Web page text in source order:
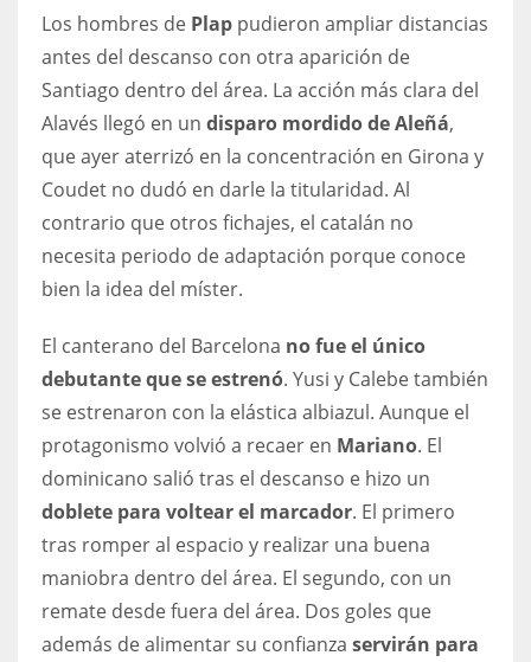
MIA
17
DAL
22
WSH
26
Los hombres de Plap pudieron ampliar distancias
antes del descanso con otra aparición de
Santiago dentro del área. La acción más clara del
Alavés llegó en un disparo mordido de Aleñá,
que ayer aterrizó en la concentración en Girona y
Coudet no dudó en darle la titularidad. Al
contrario que otros fichajes, el catalán no
necesita periodo de adaptación porque conoce
bien la idea del míster.
El canterano del Barcelona no fue el único
debutante que se estrenó. Yusi y Calebe también
se estrenaron con la elástica albiazul. Aunque el
protagonismo volvió a recaer en Mariano. El
dominicano salió tras el descanso e hizo un
doblete para voltear el marcador. El primero
tras romper al espacio y realizar una buena
maniobra dentro del área. El segundo, con un
remate desde fuera del área. Dos goles que
además de alimentar su confianza servirán para